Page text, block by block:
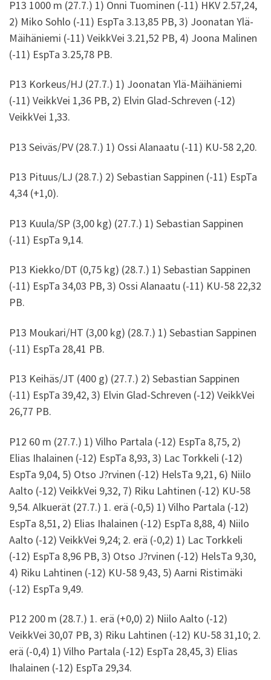
P13 1000 m (27.7.) 1) Onni Tuominen (-11) HKV 2.57,24,
2) Miko Sohlo (-11) EspTa 3.13,85 PB, 3) Joonatan Ylä-
Mäihäniemi (-11) VeikkVei 3.21,52 PB, 4) Joona Malinen
(-11) EspTa 3.25,78 PB.
P13 Korkeus/HJ (27.7.) 1) Joonatan Ylä-Mäihäniemi
(-11) VeikkVei 1,36 PB, 2) Elvin Glad-Schreven (-12)
VeikkVei 1,33.
P13 Seiväs/PV (28.7.) 1) Ossi Alanaatu (-11) KU-58 2,20.
P13 Pituus/LJ (28.7.) 2) Sebastian Sappinen (-11) EspTa
4,34 (+1,0).
P13 Kuula/SP (3,00 kg) (27.7.) 1) Sebastian Sappinen
(-11) EspTa 9,14.
P13 Kiekko/DT (0,75 kg) (28.7.) 1) Sebastian Sappinen
(-11) EspTa 34,03 PB, 3) Ossi Alanaatu (-11) KU-58 22,32
PB.
P13 Moukari/HT (3,00 kg) (28.7.) 1) Sebastian Sappinen
(-11) EspTa 28,41 PB.
P13 Keihäs/JT (400 g) (27.7.) 2) Sebastian Sappinen
(-11) EspTa 39,42, 3) Elvin Glad-Schreven (-12) VeikkVei
26,77 PB.
P12 60 m (27.7.) 1) Vilho Partala (-12) EspTa 8,75, 2)
Elias Ihalainen (-12) EspTa 8,93, 3) Lac Torkkeli (-12)
EspTa 9,04, 5) Otso J?rvinen (-12) HelsTa 9,21, 6) Niilo
Aalto (-12) VeikkVei 9,32, 7) Riku Lahtinen (-12) KU-58
9,54. Alkuerät (27.7.) 1. erä (-0,5) 1) Vilho Partala (-12)
EspTa 8,51, 2) Elias Ihalainen (-12) EspTa 8,88, 4) Niilo
Aalto (-12) VeikkVei 9,24; 2. erä (-0,2) 1) Lac Torkkeli
(-12) EspTa 8,96 PB, 3) Otso J?rvinen (-12) HelsTa 9,30,
4) Riku Lahtinen (-12) KU-58 9,43, 5) Aarni Ristimäki
(-12) EspTa 9,49.
P12 200 m (28.7.) 1. erä (+0,0) 2) Niilo Aalto (-12)
VeikkVei 30,07 PB, 3) Riku Lahtinen (-12) KU-58 31,10; 2.
erä (-0,4) 1) Vilho Partala (-12) EspTa 28,45, 3) Elias
Ihalainen (-12) EspTa 29,34.